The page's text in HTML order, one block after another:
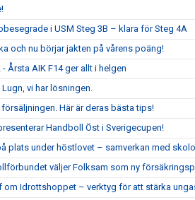
i USM Steg 3B – klara för Steg 4A
och nu börjar jakten på vårens poäng!
Årsta AIK F14 ger allt i helgen
vi har lösningen.
försäljningen. Här är deras bästa tips!
Handboll Öst i Sverigecupen!
plats under höstlovet – samverkan med
väljer Folksam som ny
Idrottshoppet – verktyg för att stärka